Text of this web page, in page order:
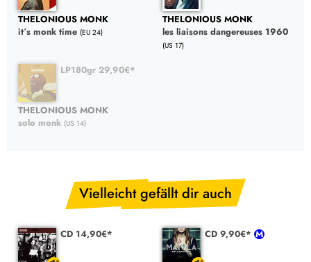
THELONIOUS MONK
it´s monk time (EU 24)
THELONIOUS MONK
les liaisons dangereuses 1960
(US 17)
LP180gr 29,90€*
THELONIOUS MONK
solo monk (US 14)
Vielleicht gefällt dir auch
CD 14,90€* CD 9,90€*